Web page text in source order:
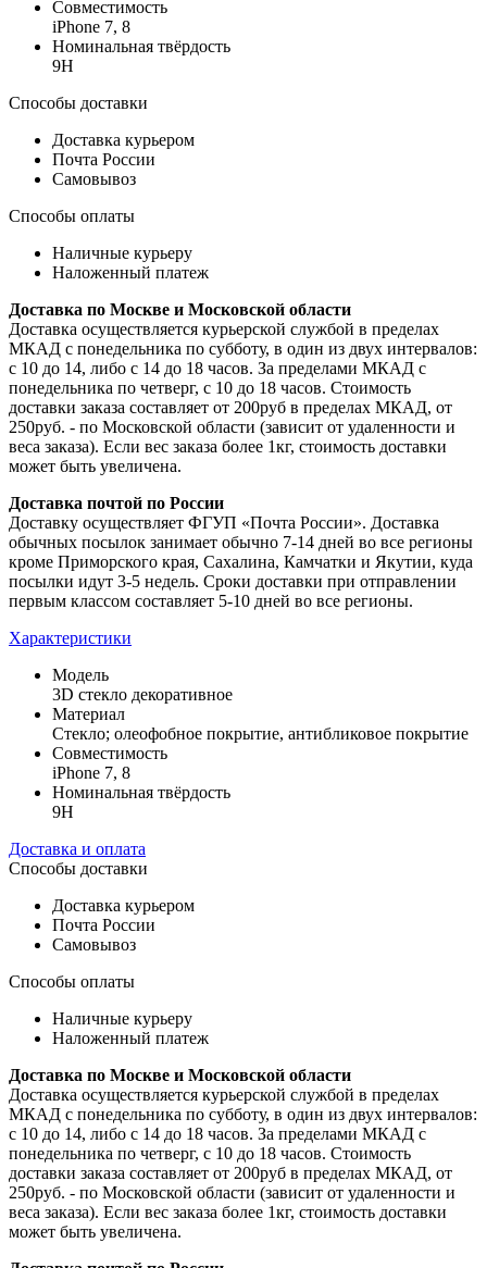
Совместимость
iPhone 7, 8
Номинальная твёрдость
9H
Способы доставки
Доставка курьером
Почта России
Самовывоз
Способы оплаты
Наличные курьеру
Наложенный платеж
Доставка по Москве и Московской области
Доставка осуществляется курьерской службой в пределах
МКАД с понедельника по субботу, в один из двух интервалов:
с 10 до 14, либо с 14 до 18 часов. За пределами МКАД с
понедельника по четверг, с 10 до 18 часов. Стоимость
доставки заказа составляет от 200руб в пределах МКАД, от
250руб. - по Московской области (зависит от удаленности и
веса заказа). Если вес заказа более 1кг, стоимость доставки
может быть увеличена.
Доставка почтой по России
Доставку осуществляет ФГУП «Почта России». Доставка
обычных посылок занимает обычно 7-14 дней во все регионы
кроме Приморского края, Сахалина, Камчатки и Якутии, куда
посылки идут 3-5 недель. Сроки доставки при отправлении
первым классом составляет 5-10 дней во все регионы.
Характеристики
Модель
3D стекло декоративное
Материал
Стекло; олеофобное покрытие, антибликовое покрытие
Совместимость
iPhone 7, 8
Номинальная твёрдость
9H
Доставка и оплата
Способы доставки
Доставка курьером
Почта России
Самовывоз
Способы оплаты
Наличные курьеру
Наложенный платеж
Доставка по Москве и Московской области
Доставка осуществляется курьерской службой в пределах
МКАД с понедельника по субботу, в один из двух интервалов:
с 10 до 14, либо с 14 до 18 часов. За пределами МКАД с
понедельника по четверг, с 10 до 18 часов. Стоимость
доставки заказа составляет от 200руб в пределах МКАД, от
250руб. - по Московской области (зависит от удаленности и
веса заказа). Если вес заказа более 1кг, стоимость доставки
может быть увеличена.